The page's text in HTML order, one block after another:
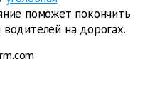
поможет покончить
на дорогах.